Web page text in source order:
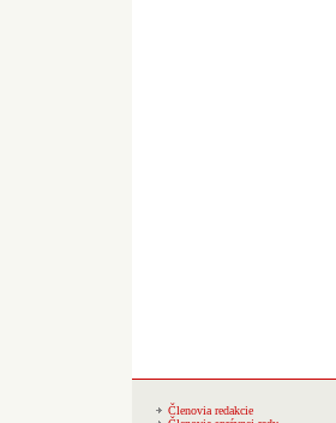
Členovia redakcie